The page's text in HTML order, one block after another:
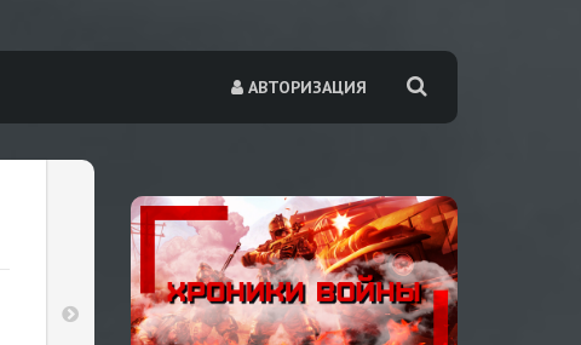
АВТОРИЗАЦИЯ